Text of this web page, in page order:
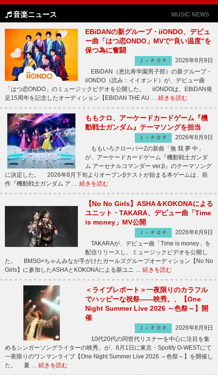
音楽ニュース MUSIC NEWS
EBiDANの新グループ・iiONDO、デビュ
ー曲「はつ恋ONDO」MVで“良い温度”を
保つ為に奮闘
Ｊ－ＰＯＰ
2026年8月9日
EBiDAN（恵比寿学園男子部）の新グループ・
iiONDO（読み：イイオンド）が、デビュー曲
「はつ恋ONDO」のミュージックビデオを公開した。 iiONDOは、EBiDAN発
足15周年を記念したオーディション【EBiDAN THE AU … 続きを読む
ももクロ、アーケードカードゲーム『機
動戦士ガンダム』テーマソングを担当
Ｊ－ＰＯＰ
2026年8月9日
ももいろクローバーZの新曲「無 我 夢 中」
が、アーケードカードゲーム『機動戦士ガンダ
ム アーセナルコマンダー ver.β』のテーマソング
に決定した。 2026年8月下旬よりオープンβテストが始まる本ゲームは、前
作『機動戦士ガンダム ア … 続きを読む
【No No Girls】ASHA＆KOKONAによる
ユニット・TAKARA、デビュー曲「Time
is money」MV公開
Ｊ－ＰＯＰ
2026年8月9日
TAKARAが、デビュー曲「Time is money」を
配信リリースし、ミュージックビデオを公開し
た。 BMSG×ちゃんみなが手がけたガールズグループオーディション【No No
Girls】に参加したASHAとKOKONAによる新ユニ … 続きを読む
＜ライブレポート＞一夜限りのカラフル
でハッピーな祝祭――映秀。、【One
Night Summer Live 2026 ～色祭～】開
催
Ｊ－ＰＯＰ
2026年8月9日
10代20代の同世代リスナーを中心に注目を集
めるシンガーソングライターの映秀。が、8月1日に東京・Spotify O-WESTにて
一夜限りのワンマンライブ【One Night Summer Live 2026 ～色祭～】を開催し
た。 夏 … 続きを読む